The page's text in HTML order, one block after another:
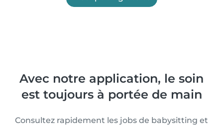
Avec notre application, le soin
est toujours à portée de main
Consultez rapidement les jobs de babysitting et